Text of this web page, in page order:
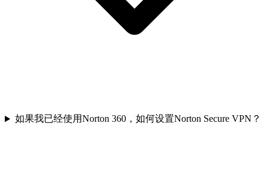
如果我已经使用Norton 360，如何设置Norton Secure VPN？